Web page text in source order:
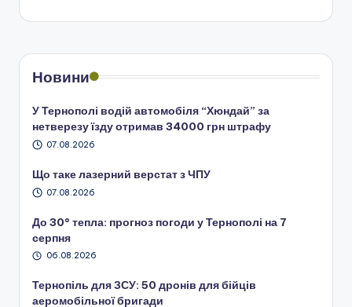
Новини
У Тернополі водій автомобіля “Хюндай” за
нетверезу їзду отримав 34000 грн штрафу
07.08.2026
Що таке лазерний верстат з ЧПУ
07.08.2026
До 30° тепла: прогноз погоди у Тернополі на 7
серпня
06.08.2026
Тернопіль для ЗСУ: 50 дронів для бійців
аеромобільної бригади